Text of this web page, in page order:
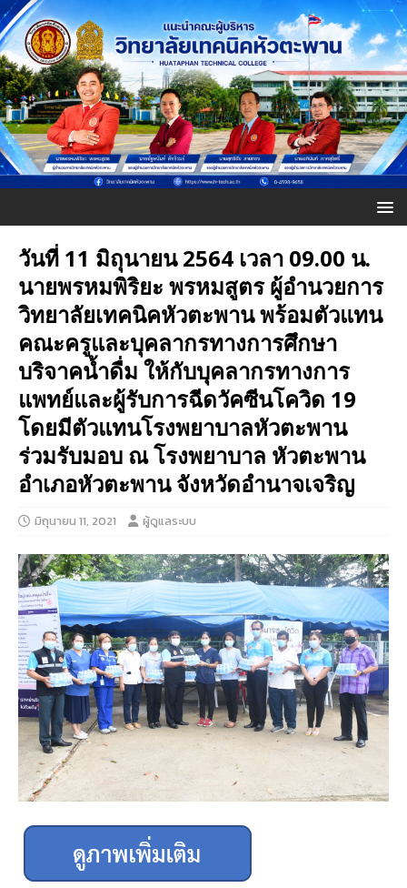
วันที่ 11 มิถุนายน 2564 เวลา 09.00 น.
นายพรหมพิริยะ พรหมสูตร ผู้อำนวยการ
วิทยาลัยเทคนิคหัวตะพาน พร้อมตัวแทน
คณะครูและบุคลากรทางการศึกษา
บริจาคน้ำดื่ม ให้กับบุคลากรทางการ
แพทย์และผู้รับการฉีดวัคซีนโควิด 19
โดยมีตัวแทนโรงพยาบาลหัวตะพาน
ร่วมรับมอบ ณ โรงพยาบาล หัวตะพาน
อำเภอหัวตะพาน จังหวัดอำนาจเจริญ
มิถุนายน 11, 2021 ผู้ดูแลระบบ